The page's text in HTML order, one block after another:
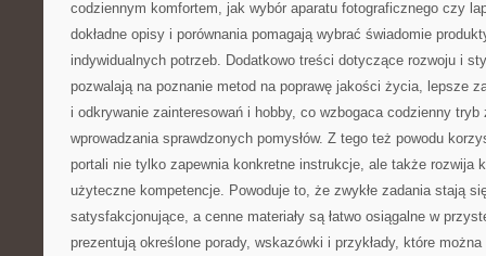
codziennym komfortem, jak wybór aparatu fotograficznego czy
dokładne opisy i porównania pomagają wybrać świadomie
indywidualnych potrzeb. Dodatkowo treści dotyczące rozwoju i
pozwalają na poznanie metod na poprawę jakości życia, lepsze
i odkrywanie zainteresowań i hobby, co wzbogaca codzienny
wprowadzania sprawdzonych pomysłów. Z tego też powodu
portali nie tylko zapewnia konkretne instrukcje, ale także rozwija
użyteczne kompetencje. Powoduje to, że zwykłe zadania stają
satysfakcjonujące, a cenne materiały są łatwo osiągalne w
prezentują określone porady, wskazówki i przykłady, które